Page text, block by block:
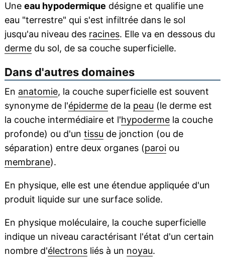
Une eau hypodermique désigne et qualifie une
eau "terrestre" qui s'est infiltrée dans le sol
jusqu'au niveau des racines. Elle va en dessous du
dermedu sol, de sa couche superficielle.
Dans d'autres domaines
En anatomie, la couche superficielle est souvent
synonyme de l'épidermede la peau (le derme est
la couche intermédiaire et l'hypodermela couche
profonde) ou d'un tissu de jonction (ou de
séparation) entre deux organes (paroiou
membrane).
En physique, elle est une étendue appliquée d'un
produit liquide sur une surface solide.
En physique moléculaire, la couche superficielle
indique un niveau caractérisant l'état d'un certain
nombre d'électronsliés à un noyau.